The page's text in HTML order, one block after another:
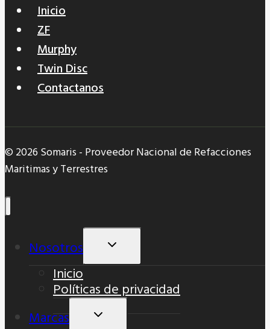
Inicio
ZF
Murphy
Twin Disc
Contactanos
© 2026 Somaris - Proveedor Nacional de Refacciones
Maritimas y Terrestres
Nosotros
Alternar
Inicio
Políticas de privacidad
Marcas
Alternar